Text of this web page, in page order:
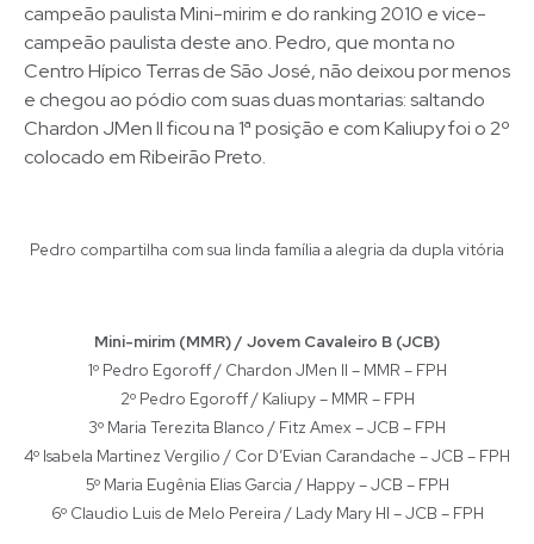
campeão paulista Mini-mirim e do ranking 2010 e vice-
campeão paulista deste ano. Pedro, que monta no
Centro Hípico Terras de São José, não deixou por menos
e chegou ao pódio com suas duas montarias: saltando
Chardon JMen II ficou na 1ª posição e com Kaliupy foi o 2º
colocado em Ribeirão Preto.
Pedro compartilha com sua linda família a alegria da dupla vitória
Mini-mirim (MMR) / Jovem Cavaleiro B (JCB)
1º Pedro Egoroff / Chardon JMen II – MMR – FPH
2º Pedro Egoroff / Kaliupy – MMR – FPH
3º Maria Terezita Blanco / Fitz Amex – JCB – FPH
4º Isabela Martinez Vergilio / Cor D’Evian Carandache – JCB – FPH
5º Maria Eugênia Elias Garcia / Happy – JCB – FPH
6º Claudio Luis de Melo Pereira / Lady Mary HI – JCB – FPH